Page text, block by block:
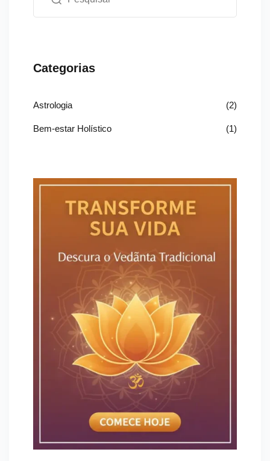
Categorias
Astrologia (2)
Bem-estar Holístico (1)